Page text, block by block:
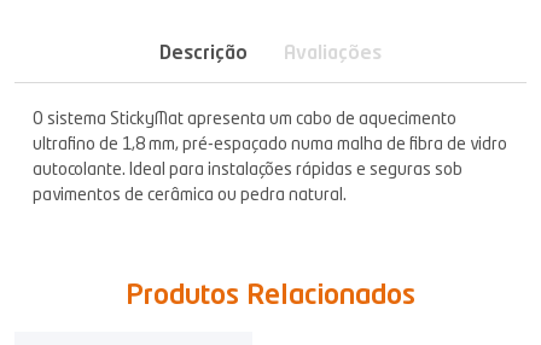
Descrição Avaliações
O sistema StickyMat apresenta um cabo de aquecimento
ultrafino de 1,8 mm, pré-espaçado numa malha de fibra de vidro
autocolante. Ideal para instalações rápidas e seguras sob
pavimentos de cerâmica ou pedra natural.
Produtos Relacionados